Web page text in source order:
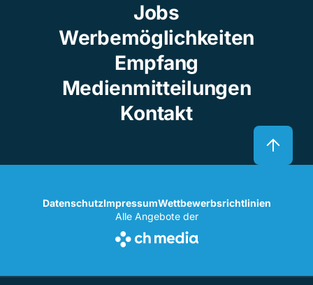
Jobs
Werbemöglichkeiten
Empfang
Medienmitteilungen
Kontakt
DatenschutzImpressumWettbewerbsrichtlinien
Alle Angebote der